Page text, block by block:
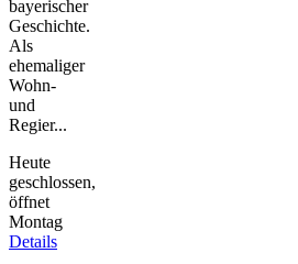
bayerischer
Geschichte.
Als
ehemaliger
Wohn-
und
Regier...
Heute
geschlossen,
öffnet
Montag
Details